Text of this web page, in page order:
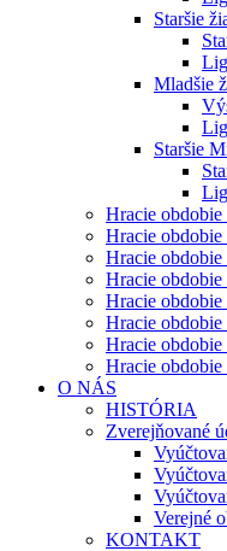
Staršie
Mladšie
Staršie
Hracie
Hracie
Hracie
Hracie obdobie
Hracie obdobie
Hracie
Hracie
Hracie
O NÁS
HISTÓRIA
Zverejňované
Verejné
KONTAKT